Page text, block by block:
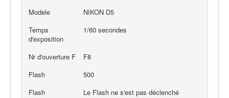
Modele
NIKON D5
Temps
d'exposition
1/60 secondes
Nr d'ouverture F
F8
Flash
500
Flash
Le Flash ne s'est pas déclenché